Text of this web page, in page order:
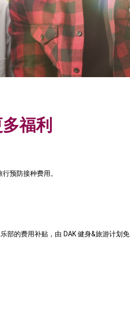
福利
预防接种费用。
部的费用补贴，由 DAK 健身&旅游计划免